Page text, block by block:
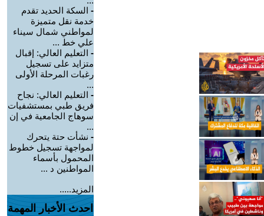
- السكة الحديد تقدم
خدمة نقل متميزة
لمواطني شمال سيناء
علي خط ...
- التعليم العالي: إقبال
متزايد على تسجيل
رغبات المرحلة الأولى
...
- التعليم العالي: نجاح
فريق طبي بمستشفيات
سوهاج الجامعية في إن
...
- نشأت حتة يتحرك
لمواجهة تسجيل خطوط
المحمول بأسماء
المواطنين د ...
المزيد.....
احدث الأخبار المهمة